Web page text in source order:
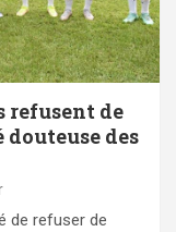
refusent de
des
de refuser de